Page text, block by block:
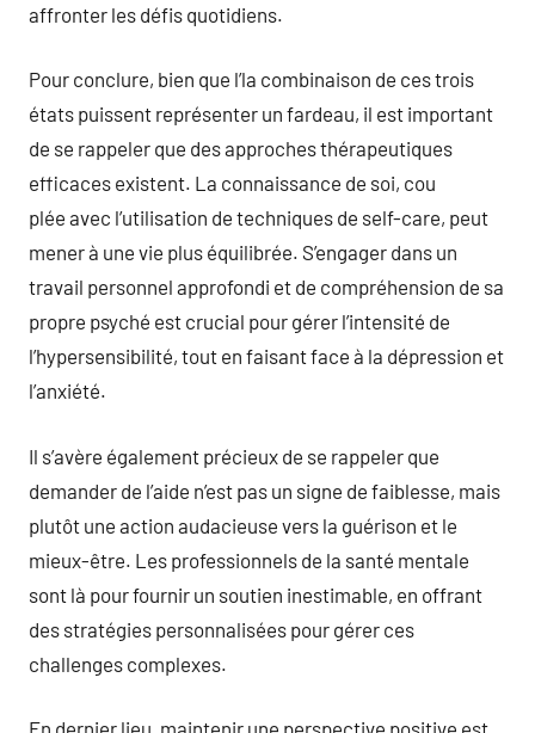
affronter les défis quotidiens.
Pour conclure, bien que l’la combinaison de ces trois
états puissent représenter un fardeau, il est important
de se rappeler que des approches thérapeutiques
efficaces existent. La connaissance de soi, cou
plée avec l’utilisation de techniques de self-care, peut
mener à une vie plus équilibrée. S’engager dans un
travail personnel approfondi et de compréhension de sa
propre psyché est crucial pour gérer l’intensité de
l’hypersensibilité, tout en faisant face à la dépression et
l’anxiété.
Il s’avère également précieux de se rappeler que
demander de l’aide n’est pas un signe de faiblesse, mais
plutôt une action audacieuse vers la guérison et le
mieux-être. Les professionnels de la santé mentale
sont là pour fournir un soutien inestimable, en offrant
des stratégies personnalisées pour gérer ces
challenges complexes.
En dernier lieu, maintenir une perspective positive est